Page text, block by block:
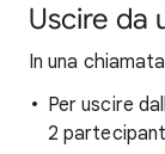
Uscire da
In una
Per uscire
2